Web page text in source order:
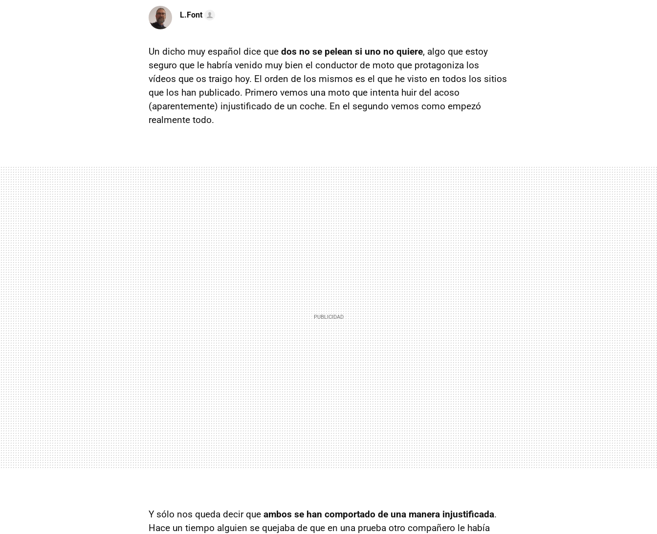
L.Font
Un dicho muy español dice que dos no se pelean si uno no quiere, algo que estoy
seguro que le habría venido muy bien el conductor de moto que protagoniza los
vídeos que os traigo hoy. El orden de los mismos es el que he visto en todos los sitios
que los han publicado. Primero vemos una moto que intenta huir del acoso
(aparentemente) injustificado de un coche. En el segundo vemos como empezó
realmente todo.
Y sólo nos queda decir que ambos se han comportado de una manera injustificada.
Hace un tiempo alguien se quejaba de que en una prueba otro compañero le había